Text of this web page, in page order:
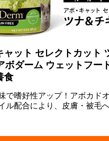
ャット セレクトカット
ボダーム ウェットフー
食
で嗜好性アップ！アボカド
ル配合により、皮膚・被毛